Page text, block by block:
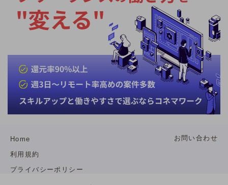
Home
利用規約
プライバシーポリシー
お問い合わせ